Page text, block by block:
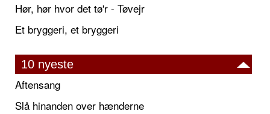
Hør, hør hvor det tø'r - Tøvejr
Et bryggeri, et bryggeri
10 nyeste
Aftensang
Slå hinanden over hænderne